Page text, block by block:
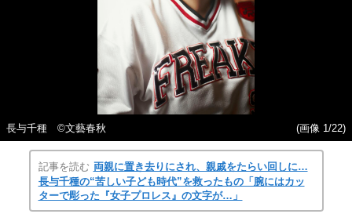
長与千種 ©文藝春秋 (画像 1/22)
記事を読む 両親に置き去りにされ、親戚をたらい回しに…
長与千種の“苦しい子ども時代”を救ったもの「腕にはカッ
ターで彫った『女子プロレス』の文字が…」